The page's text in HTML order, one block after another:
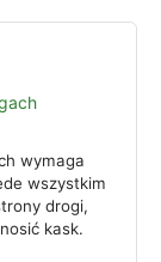
wymaga
wszystkim
drogi,
kask.